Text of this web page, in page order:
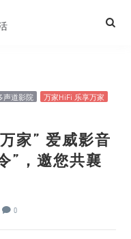
声道影院
万家HiFi 乐享万家
家” 爱威影音
”，邀您共襄
0